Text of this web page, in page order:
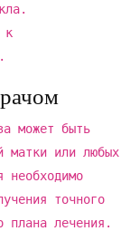
к
может быть
матки или любых
необходимо
точного
плана лечения.